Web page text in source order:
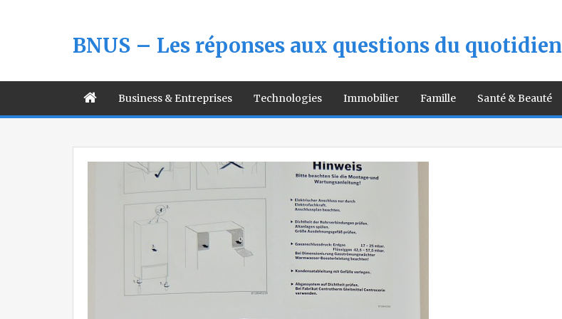
BNUS – Les réponses aux questions du quotidien
Business & Entreprises Technologies Immobilier Famille Santé & Beauté